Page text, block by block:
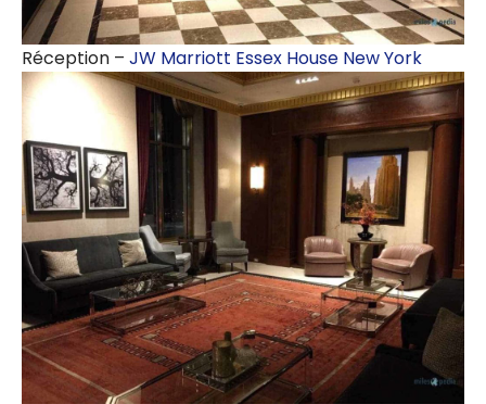
Réception – JW Marriott Essex House New York